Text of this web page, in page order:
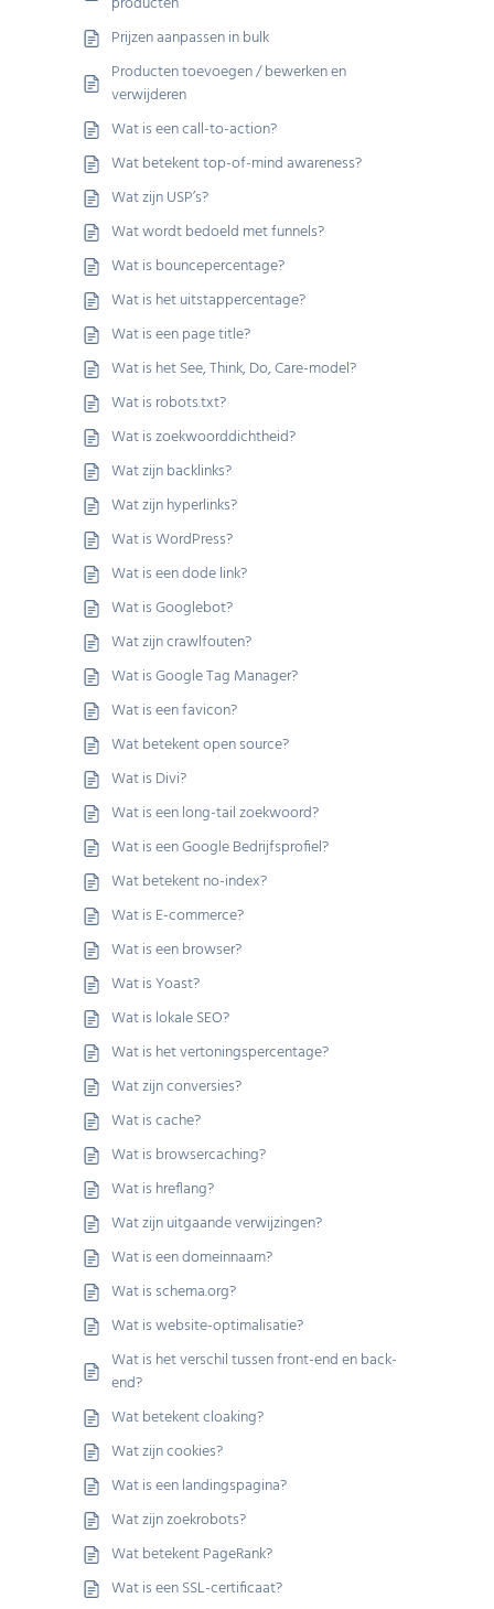
Prijzen aanpassen in bulk
Producten toevoegen / bewerken en
verwijderen
Wat is een call-to-action?
Wat betekent top-of-mind awareness?
Wat zijn USP’s?
Wat wordt bedoeld met funnels?
Wat is bouncepercentage?
Wat is het uitstappercentage?
Wat is een page title?
Wat is het See, Think, Do, Care-model?
Wat is robots.txt?
Wat is zoekwoorddichtheid?
Wat zijn backlinks?
Wat zijn hyperlinks?
Wat is WordPress?
Wat is een dode link?
Wat is Googlebot?
Wat zijn crawlfouten?
Wat is Google Tag Manager?
Wat is een favicon?
Wat betekent open source?
Wat is Divi?
Wat is een long-tail zoekwoord?
Wat is een Google Bedrijfsprofiel?
Wat betekent no-index?
Wat is E-commerce?
Wat is een browser?
Wat is Yoast?
Wat is lokale SEO?
Wat is het vertoningspercentage?
Wat zijn conversies?
Wat is cache?
Wat is browsercaching?
Wat is hreflang?
Wat zijn uitgaande verwijzingen?
Wat is een domeinnaam?
Wat is schema.org?
Wat is website-optimalisatie?
Wat is het verschil tussen front-end en back-
end?
Wat betekent cloaking?
Wat zijn cookies?
Wat is een landingspagina?
Wat zijn zoekrobots?
Wat betekent PageRank?
Wat is een SSL-certificaat?